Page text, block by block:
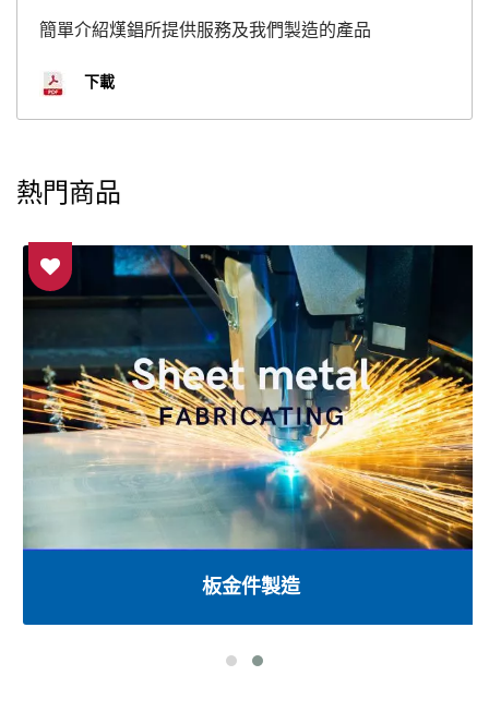
簡單介紹熯錩所提供服務及我們製造的產品
下載
熱門商品
板金件製造